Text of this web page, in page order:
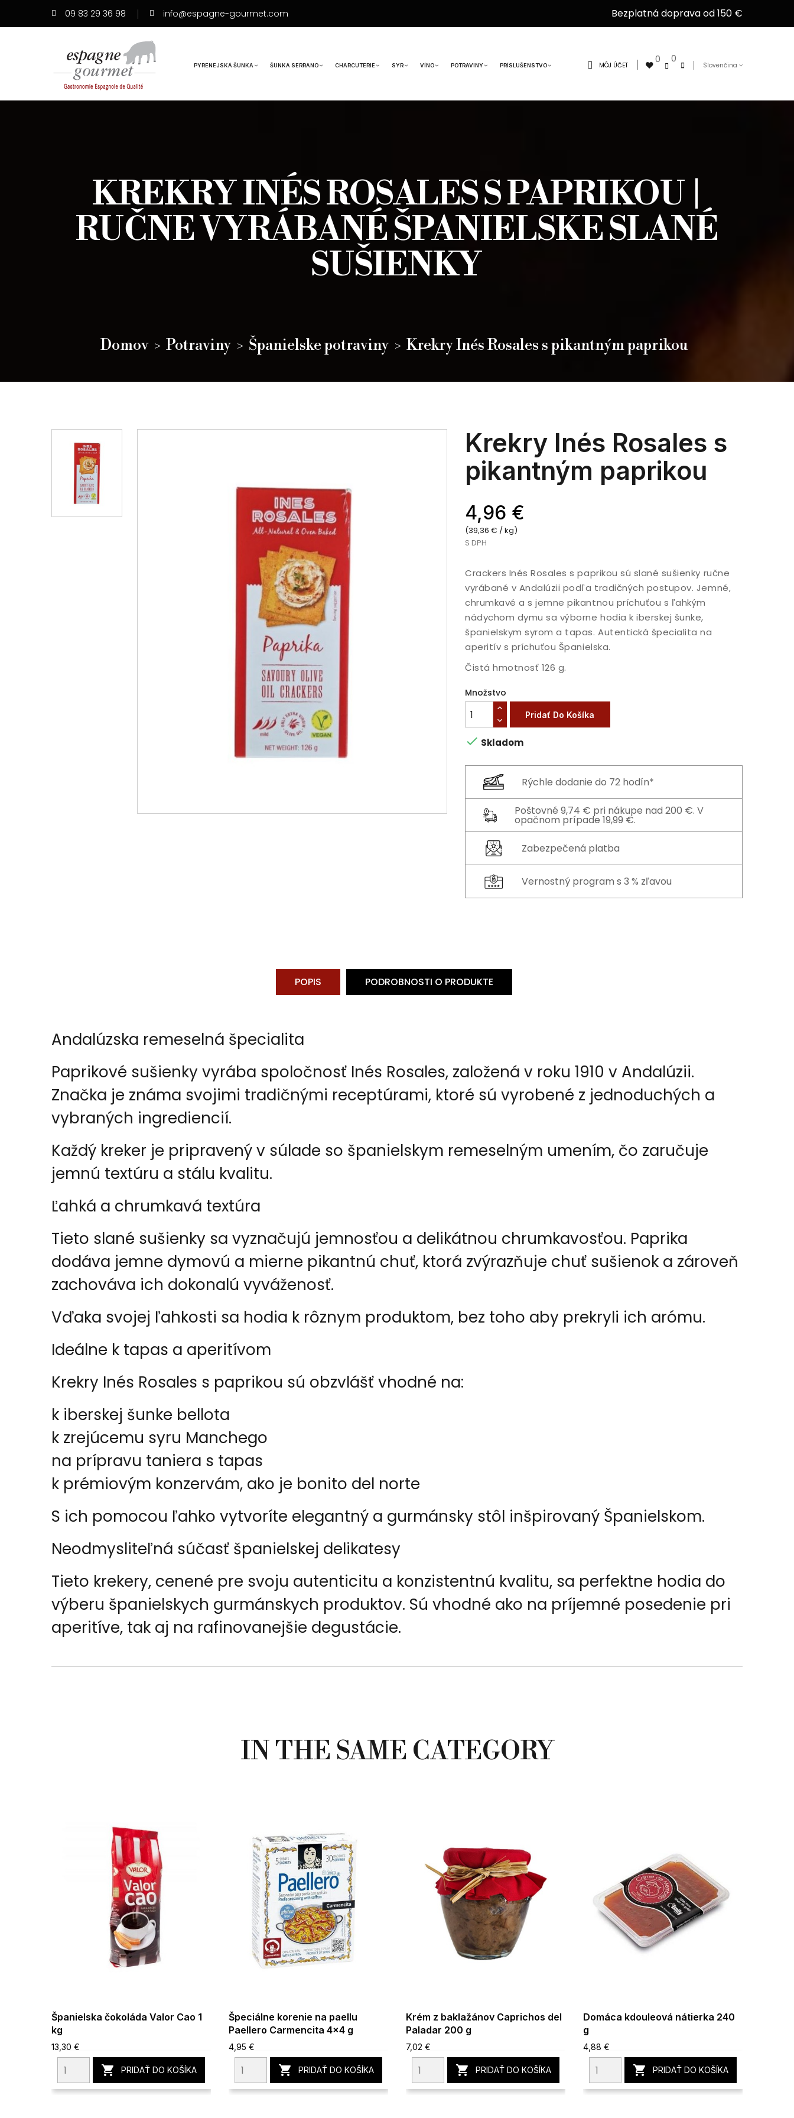
09 83 29 36 98 info@espagne-gourmet.com Bezplatná doprava od 150 €
PYRENEJSKÁ ŠUNKA ŠUNKA SERRANO CHARCUTERIE SYR VÍNO POTRAVINY PRÍSLUŠENSTVO Slovenčina
0
0
MÔJ ÚČET
KREKRY INÉS ROSALES S PAPRIKOU |
RUČNE VYRÁBANÉ ŠPANIELSKE SLANÉ
SUŠIENKY
Domov Potraviny Španielske potraviny Krekry Inés Rosales s pikantným paprikou
Krekry Inés Rosales s
pikantným paprikou
4,96 €
(39,36 € / kg)
S DPH
Crackers Inés Rosales s paprikou sú slané sušienky ručne
vyrábané v Andalúzii podľa tradičných postupov. Jemné,
chrumkavé a s jemne pikantnou príchuťou s ľahkým
nádychom dymu sa výborne hodia k iberskej šunke,
španielskym syrom a tapas. Autentická špecialita na
aperitív s príchuťou Španielska.
Čistá hmotnosť 126 g.
Množstvo
Pridať Do Košíka
 Skladom
Rýchle dodanie do 72 hodín*
Poštovné 9,74 € pri nákupe nad 200 €. V
opačnom prípade 19,99 €.
Zabezpečená platba
Vernostný program s 3 % zľavou
POPIS PODROBNOSTI O PRODUKTE
Andalúzska remeselná špecialita
Paprikové sušienky vyrába spoločnosť Inés Rosales, založená v roku 1910 v Andalúzii.
Značka je známa svojimi tradičnými receptúrami, ktoré sú vyrobené z jednoduchých a
vybraných ingrediencií.
Každý kreker je pripravený v súlade so španielskym remeselným umením, čo zaručuje
jemnú textúru a stálu kvalitu.
Ľahká a chrumkavá textúra
Tieto slané sušienky sa vyznačujú jemnosťou a delikátnou chrumkavosťou. Paprika
dodáva jemne dymovú a mierne pikantnú chuť, ktorá zvýrazňuje chuť sušienok a zároveň
zachováva ich dokonalú vyváženosť.
Vďaka svojej ľahkosti sa hodia k rôznym produktom, bez toho aby prekryli ich arómu.
Ideálne k tapas a aperitívom
Krekry Inés Rosales s paprikou sú obzvlášť vhodné na:
k iberskej šunke bellota
k zrejúcemu syru Manchego
na prípravu taniera s tapas
k prémiovým konzervám, ako je bonito del norte
S ich pomocou ľahko vytvoríte elegantný a gurmánsky stôl inšpirovaný Španielskom.
Neodmysliteľná súčasť španielskej delikatesy
Tieto krekery, cenené pre svoju autenticitu a konzistentnú kvalitu, sa perfektne hodia do
výberu španielskych gurmánskych produktov. Sú vhodné ako na príjemné posedenie pri
aperitíve, tak aj na rafinovanejšie degustácie.
IN THE SAME CATEGORY
Španielska čokoláda Valor Cao 1
kg
13,30 €
 PRIDAŤ DO KOŠÍKA
Špeciálne korenie na paellu
Paellero Carmencita 4x4 g
4,95 €
 PRIDAŤ DO KOŠÍKA
Krém z baklažánov Caprichos del
Paladar 200 g
7,02 €
 PRIDAŤ DO KOŠÍKA
Domáca kdouleová nátierka 240
g
4,88 €
 PRIDAŤ DO KOŠÍKA